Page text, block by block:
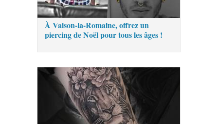
À Vaison-la-Romaine, offrez un
piercing de Noël pour tous les âges !